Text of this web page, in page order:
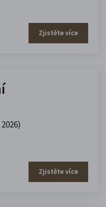
Zjistěte více
Zjistěte více